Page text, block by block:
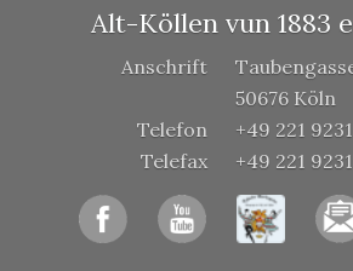
Alt-Köllen vun 1883
Anschrift
50676 Köln
Telefon
+49 221
Telefax
+49 221